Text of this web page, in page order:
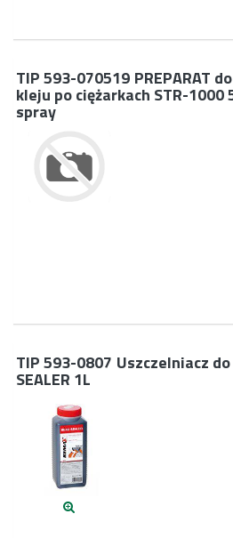
TIP 593-070519 PREPARAT
kleju po ciężarkach STR-1000
spray
TIP 593-0807 Uszczelniacz do
SEALER 1L